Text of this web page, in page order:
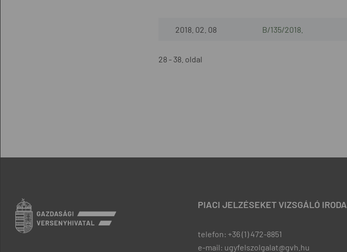
2018. 02. 08 B/135/2018.
28 - 38. oldal
PIACI JELZÉSEKET VIZSGÁLÓ IRODA
telefon: +36 (1) 472-8851
e-mail: ugyfelszolgalat@gvh.hu